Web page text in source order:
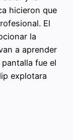
hicieron que
El
la
a aprender
fue el
explotara